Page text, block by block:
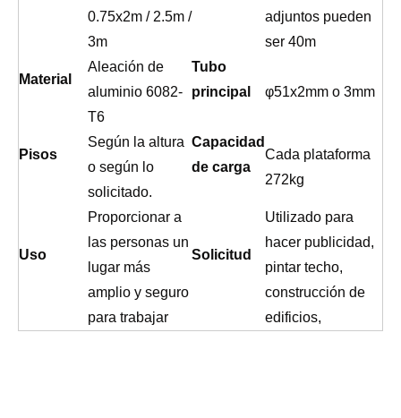
0.75x2m / 2.5m /
3m
adjuntos pueden
ser 40m
Material
Aleación de
aluminio 6082-
T6
Tubo
principal
φ51x2mm o 3mm
Pisos
Según la altura
o según lo
solicitado.
Capacidad
de carga
Cada plataforma
272kg
Uso
Proporcionar a
las personas un
lugar más
amplio y seguro
para trabajar
Solicitud
Utilizado para
hacer publicidad,
pintar techo,
construcción de
edificios,